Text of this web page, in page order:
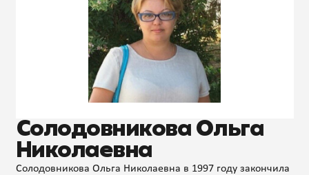
Солодовникова Ольга
Николаевна
Солодовникова Ольга Николаевна в 1997 году закончила